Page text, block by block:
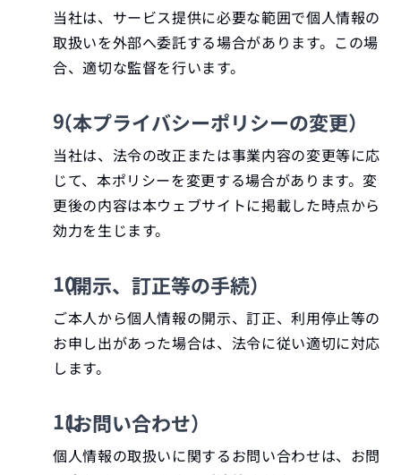
当社は、サービス提供に必要な範囲で個人情報の
取扱いを外部へ委託する場合があります。この場
合、適切な監督を行います。
（本プライバシーポリシーの変更）
当社は、法令の改正または事業内容の変更等に応
じて、本ポリシーを変更する場合があります。変
更後の内容は本ウェブサイトに掲載した時点から
効力を生じます。
（開示、訂正等の手続）
ご本人から個人情報の開示、訂正、利用停止等の
お申し出があった場合は、法令に従い適切に対応
します。
（お問い合わせ）
個人情報の取扱いに関するお問い合わせは、お問